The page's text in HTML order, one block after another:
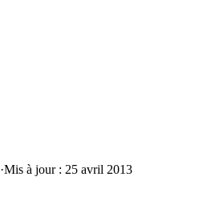
·Mis à jour : 25 avril 2013